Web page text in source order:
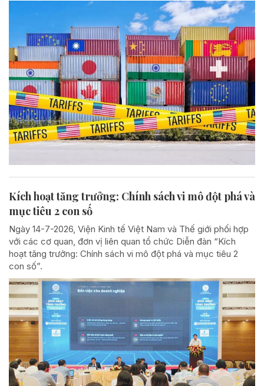
Kích hoạt tăng trưởng: Chính sách vi mô đột phá và
mục tiêu 2 con số
Ngày 14-7-2026, Viện Kinh tế Việt Nam và Thế giới phối hợp
với các cơ quan, đơn vị liên quan tổ chức Diễn đàn “Kích
hoạt tăng trưởng: Chính sách vi mô đột phá và mục tiêu 2
con số”.